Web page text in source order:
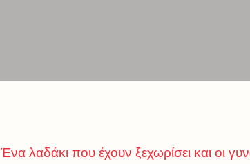
Ένα λαδάκι που έχουν ξεχωρίσει και οι